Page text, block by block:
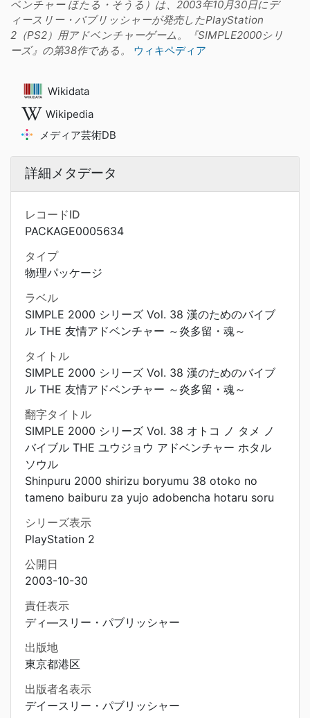
ベンチャー ほたる・そうる）は、2003年10月30日にデ
ィースリー・パブリッシャーが発売したPlayStation
2（PS2）用アドベンチャーゲーム。『SIMPLE2000シリ
ーズ』の第38作である。
ウィキペディア
Wikidata
Wikipedia
メディア芸術DB
詳細メタデータ
レコードID
PACKAGE0005634
タイプ
物理パッケージ
ラベル
SIMPLE 2000 シリーズ Vol. 38 漢のためのバイブ
ル THE 友情アドベンチャー ～炎多留・魂～
タイトル
SIMPLE 2000 シリーズ Vol. 38 漢のためのバイブ
ル THE 友情アドベンチャー ～炎多留・魂～
翻字タイトル
SIMPLE 2000 シリーズ Vol. 38 オトコ ノ タメ ノ
バイブル THE ユウジョウ アドベンチャー ホタル
ソウル
Shinpuru 2000 shirizu boryumu 38 otoko no
tameno baiburu za yujo adobencha hotaru soru
シリーズ表示
PlayStation 2
公開日
2003-10-30
責任表示
ディ―スリー・パブリッシャー
出版地
東京都港区
出版者名表示
デイースリー・パブリッシャー